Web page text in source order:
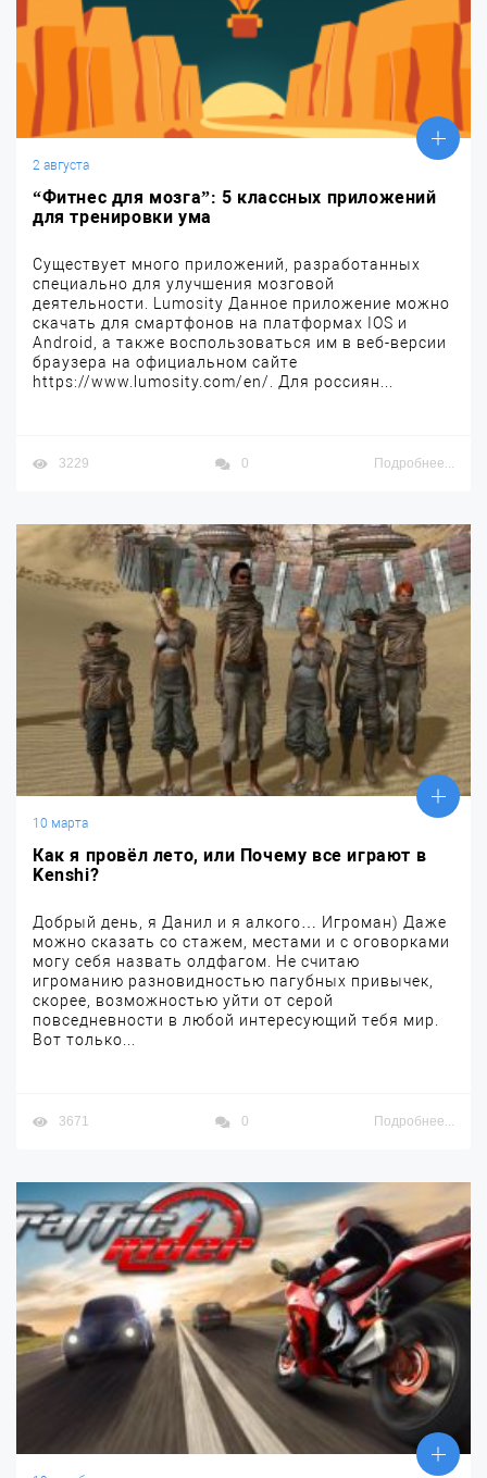
2 августа
“Фитнес для мозга”: 5 классных приложений
для тренировки ума
Существует много приложений, разработанных
специально для улучшения мозговой
деятельности. Lumosity Данное приложение можно
скачать для смартфонов на платформах IOS и
Android, а также воспользоваться им в веб-версии
браузера на официальном сайте
https://www.lumosity.com/en/. Для россиян...
3229 0 Подробнее...
10 марта
Как я провёл лето, или Почему все играют в
Kenshi?
Добрый день, я Данил и я алкого… Игроман) Даже
можно сказать со стажем, местами и с оговорками
могу себя назвать олдфагом. Не считаю
игроманию разновидностью пагубных привычек,
скорее, возможностью уйти от серой
повседневности в любой интересующий тебя мир.
Вот только...
3671 0 Подробнее...